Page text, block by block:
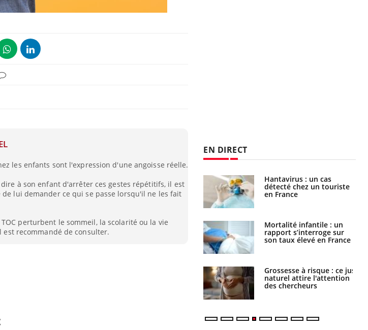
les enfants sont l'expression d'une angoisse réelle.
à son enfant d'arrêter ces gestes répétitifs, il est
lui demander ce qui se passe lorsqu'il ne les fait
perturbent le sommeil, la scolarité ou la vie
est recommandé de consulter.
EN DIRECT
adaptés,
pour
du sommeil
cerveau !
quelle trousse à
pharmacie pour les
Syndrome métabolique :
Hantavirus : un cas
détecté chez un touriste
en France
Mortalité infantile : un
rapport s’interroge sur
son taux élevé en France
Grossesse à risque : ce jus
naturel attire l'attention
des chercheurs